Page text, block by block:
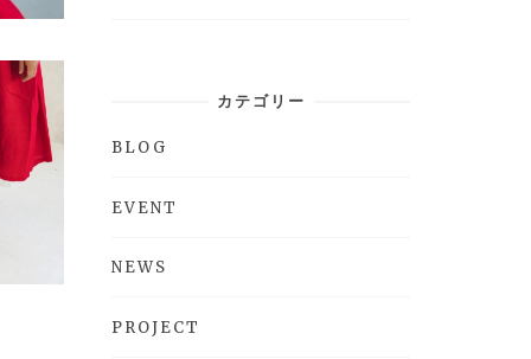
カテゴリー
BLOG
EVENT
NEWS
PROJECT